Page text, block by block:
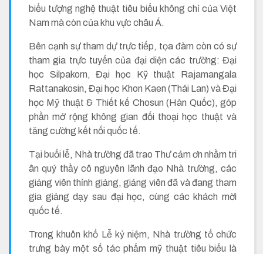
biểu tượng nghệ thuật tiêu biểu không chỉ của Việt
Nam mà còn của khu vực châu Á.
Bên cạnh sự tham dự trực tiếp, tọa đàm còn có sự
tham gia trực tuyến của đại diện các trường: Đại
học Silpakorn, Đại học Kỹ thuật Rajamangala
Rattanakosin, Đại học Khon Kaen (Thái Lan) và Đại
học Mỹ thuật & Thiết kế Chosun (Hàn Quốc), góp
phần mở rộng không gian đối thoại học thuật và
tăng cường kết nối quốc tế.
Tại buổi lễ, Nhà trường đã trao Thư cảm ơn nhằm tri
ân quý thầy cô nguyên lãnh đạo Nhà trường, các
giảng viên thỉnh giảng, giảng viên đã và đang tham
gia giảng dạy sau đại học, cùng các khách mời
quốc tế.
Trong khuôn khổ Lễ kỷ niệm, Nhà trường tổ chức
trưng bày một số tác phẩm mỹ thuật tiêu biểu là